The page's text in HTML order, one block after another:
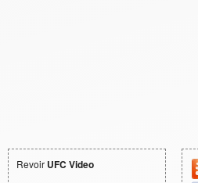
Revoir UFC Video